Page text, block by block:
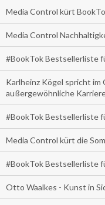
Media Control kürt
Media Control
#BookTok Bestsellerliste
Karlheinz Kögel spricht im
außergewöhnliche
#BookTok Bestsellerliste
Media Control kürt die
#BookTok Bestsellerliste
Otto Waalkes - Kunst in